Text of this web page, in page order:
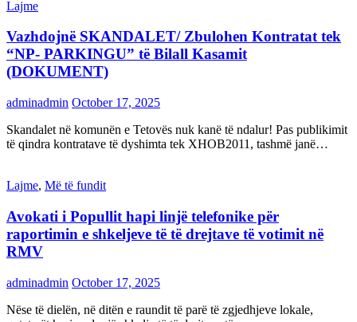
Lajme
Vazhdojnë SKANDALET/ Zbulohen Kontratat tek
“NP- PARKINGU” të Bilall Kasamit
(DOKUMENT)
adminadmin October 17, 2025
Skandalet në komunën e Tetovës nuk kanë të ndalur! Pas publikimit
të qindra kontratave të dyshimta tek XHOB2011, tashmë janë…
Lajme, Më të fundit
Avokati i Popullit hapi linjë telefonike për
raportimin e shkeljeve të të drejtave të votimit në
RMV
adminadmin October 17, 2025
Nëse të dielën, në ditën e raundit të parë të zgjedhjeve lokale,